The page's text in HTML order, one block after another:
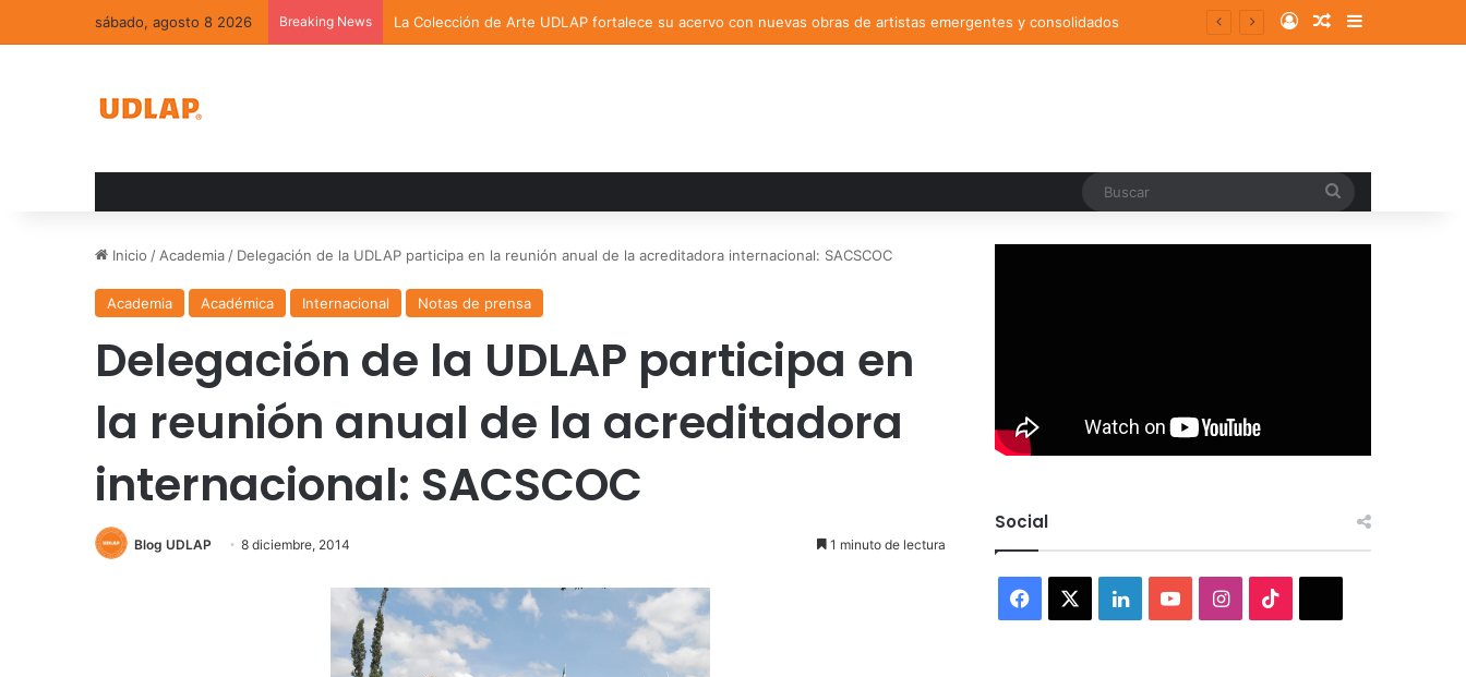
sábado, agosto 8 2026 Breaking News La Colección de Arte UDLAP fortalece su acervo con nuevas obras de artistas emergentes y consolidados Log InRandom Article
Sidebar
Inicio / Academia / Delegación de la UDLAP participa en la reunión anual de la acreditadora internacional: SACSCOC
Academia Académica Internacional Notas de prensa
Delegación de la UDLAP participa en
la reunión anual de la acreditadora
internacional: SACSCOC
Blog UDLAP 8 diciembre, 2014 1 minuto de lectura
Social
Facebook LinkedInYouTubeInstagram